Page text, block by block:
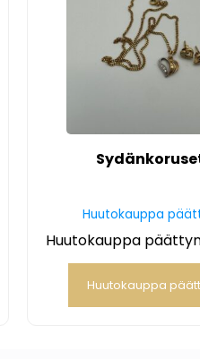
Huutokauppa
Huutokauppa
Huutokauppa